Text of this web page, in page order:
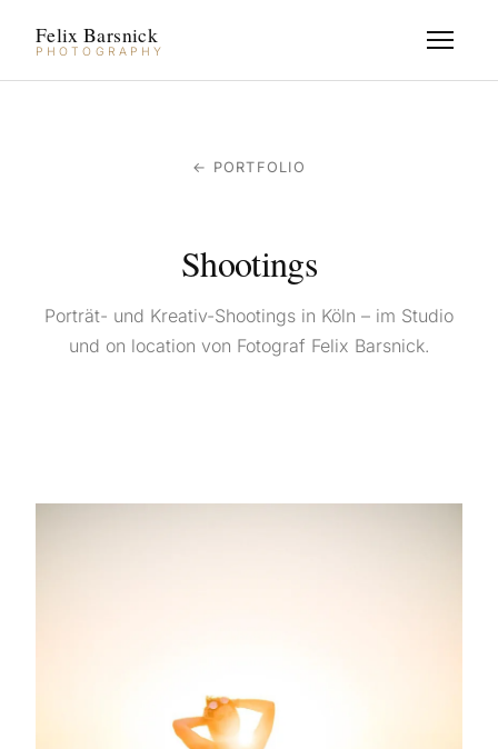
Felix Barsnick
PHOTOGRAPHY
← PORTFOLIO
Shootings
Porträt- und Kreativ-Shootings in Köln – im Studio
und on location von Fotograf Felix Barsnick.